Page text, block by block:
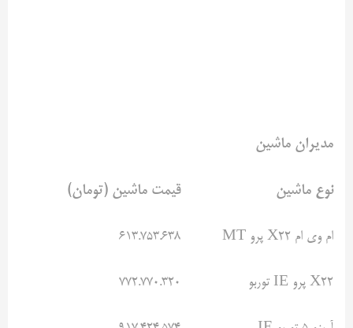
مدیران ماشین
نوع ماشین قیمت ماشین (تومان)
ام وی ام X22 پرو MT ۶۱۳.۷۵۳.۶۳۸
X22 پرو IE توربو ۷۷۲.۷۷۰.۳۲۰